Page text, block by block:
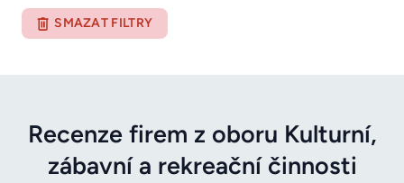
SMAZAT FILTRY
Recenze firem z oboru Kulturní,
zábavní a rekreační činnosti